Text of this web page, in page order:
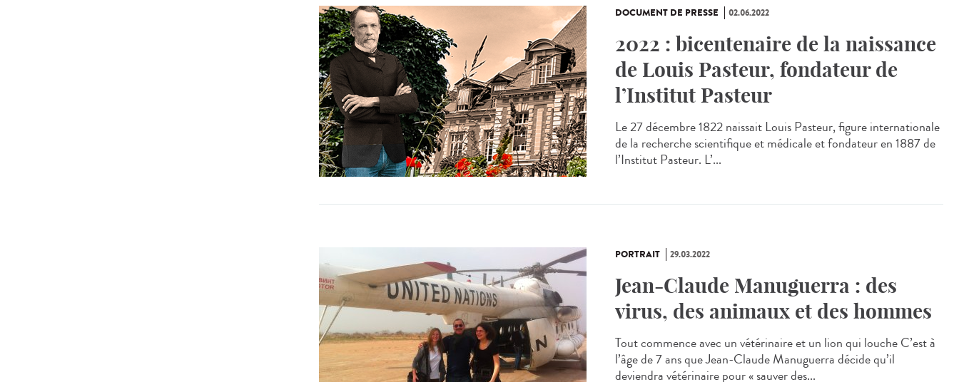
DOCUMENT DE PRESSE 02.06.2022
2022 : bicentenaire de la naissance
de Louis Pasteur, fondateur de
l’Institut Pasteur
Le 27 décembre 1822 naissait Louis Pasteur, figure internationale
de la recherche scientifique et médicale et fondateur en 1887 de
l’Institut Pasteur. L’...
PORTRAIT 29.03.2022
Jean-Claude Manuguerra : des
virus, des animaux et des hommes
Tout commence avec un vétérinaire et un lion qui louche C’est à
l’âge de 7 ans que Jean-Claude Manuguerra décide qu’il
deviendra vétérinaire pour « sauver des...